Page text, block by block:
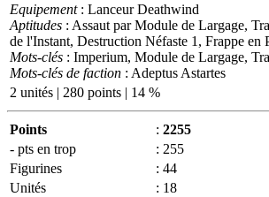
Equipement: Lanceur Deathwind
Aptitudes : Assaut par Module de Largage,
de l'Instant, Destruction Néfaste 1, Frappe en
Mots-clés : Imperium, Module de Largage,
Mots-clés de faction : Adeptus Astartes
2 unités | 280 points | 14 %
Points : 2255
- pts en trop
: 255
Figurines
: 44
Unités
: 18